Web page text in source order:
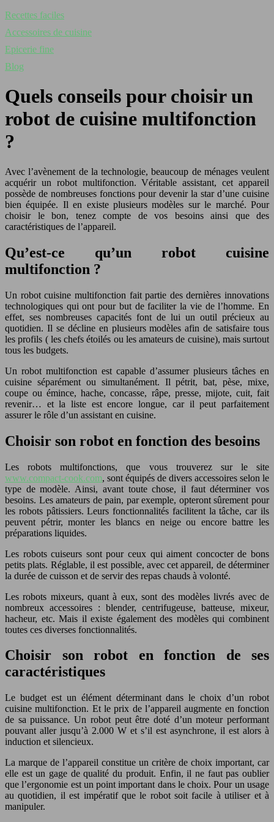
Recettes faciles
Accessoires de cuisine
Epicerie fine
Blog
Quels conseils pour choisir un
robot de cuisine multifonction
?
Avec l’avènement de la technologie, beaucoup de ménages veulent
acquérir un robot multifonction. Véritable assistant, cet appareil
possède de nombreuses fonctions pour devenir la star d’une cuisine
bien équipée. Il en existe plusieurs modèles sur le marché. Pour
choisir le bon, tenez compte de vos besoins ainsi que des
caractéristiques de l’appareil.
Qu’est-ce qu’un robot cuisine
multifonction ?
Un robot cuisine multifonction fait partie des dernières innovations
technologiques qui ont pour but de faciliter la vie de l’homme. En
effet, ses nombreuses capacités font de lui un outil précieux au
quotidien. Il se décline en plusieurs modèles afin de satisfaire tous
les profils ( les chefs étoilés ou les amateurs de cuisine), mais surtout
tous les budgets.
Un robot multifonction est capable d’assumer plusieurs tâches en
cuisine séparément ou simultanément. Il pétrit, bat, pèse, mixe,
coupe ou émince, hache, concasse, râpe, presse, mijote, cuit, fait
revenir… et la liste est encore longue, car il peut parfaitement
assurer le rôle d’un assistant en cuisine.
Choisir son robot en fonction des besoins
Les robots multifonctions, que vous trouverez sur le site
www.compact-cook.com, sont équipés de divers accessoires selon le
type de modèle. Ainsi, avant toute chose, il faut déterminer vos
besoins. Les amateurs de pain, par exemple, opteront sûrement pour
les robots pâtissiers. Leurs fonctionnalités facilitent la tâche, car ils
peuvent pétrir, monter les blancs en neige ou encore battre les
préparations liquides.
Les robots cuiseurs sont pour ceux qui aiment concocter de bons
petits plats. Réglable, il est possible, avec cet appareil, de déterminer
la durée de cuisson et de servir des repas chauds à volonté.
Les robots mixeurs, quant à eux, sont des modèles livrés avec de
nombreux accessoires : blender, centrifugeuse, batteuse, mixeur,
hacheur, etc. Mais il existe également des modèles qui combinent
toutes ces diverses fonctionnalités.
Choisir son robot en fonction de ses
caractéristiques
Le budget est un élément déterminant dans le choix d’un robot
cuisine multifonction. Et le prix de l’appareil augmente en fonction
de sa puissance. Un robot peut être doté d’un moteur performant
pouvant aller jusqu’à 2.000 W et s’il est asynchrone, il est alors à
induction et silencieux.
La marque de l’appareil constitue un critère de choix important, car
elle est un gage de qualité du produit. Enfin, il ne faut pas oublier
que l’ergonomie est un point important dans le choix. Pour un usage
au quotidien, il est impératif que le robot soit facile à utiliser et à
manipuler.